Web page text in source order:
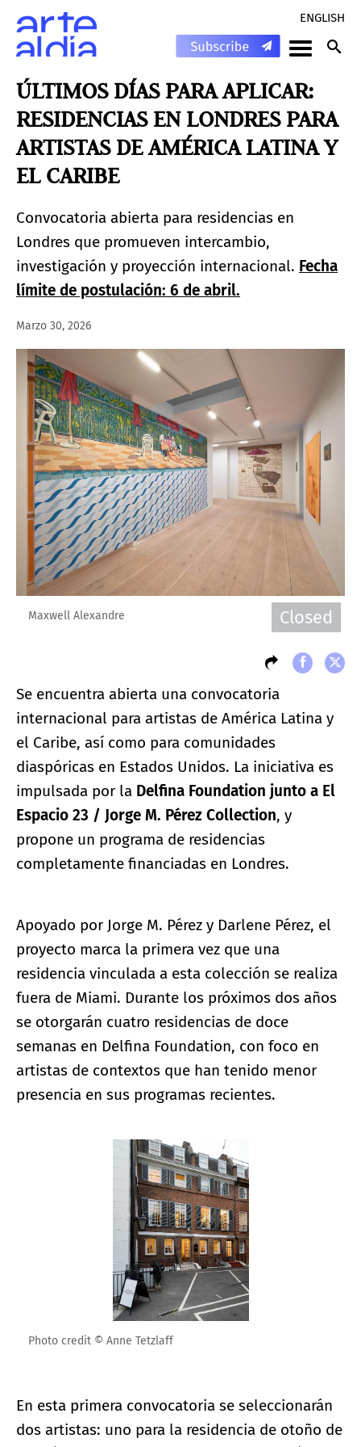
ENGLISH
ÚLTIMOS DÍAS PARA APLICAR:
RESIDENCIAS EN LONDRES PARA
ARTISTAS DE AMÉRICA LATINA Y
EL CARIBE
Convocatoria abierta para residencias en
Londres que promueven intercambio,
investigación y proyección internacional. Fecha
límite de postulación: 6 de abril.
Marzo 30, 2026
Closed
Maxwell Alexandre
Se encuentra abierta una convocatoria
internacional para artistas de América Latina y
el Caribe, así como para comunidades
diaspóricas en Estados Unidos. La iniciativa es
impulsada por la Delfina Foundation junto a El
Espacio 23 / Jorge M. Pérez Collection, y
propone un programa de residencias
completamente financiadas en Londres.
Apoyado por Jorge M. Pérez y Darlene Pérez, el
proyecto marca la primera vez que una
residencia vinculada a esta colección se realiza
fuera de Miami. Durante los próximos dos años
se otorgarán cuatro residencias de doce
semanas en Delfina Foundation, con foco en
artistas de contextos que han tenido menor
presencia en sus programas recientes.
Ampliar imagen
Photo credit © Anne Tetzlaff
En esta primera convocatoria se seleccionarán
dos artistas: uno para la residencia de otoño de